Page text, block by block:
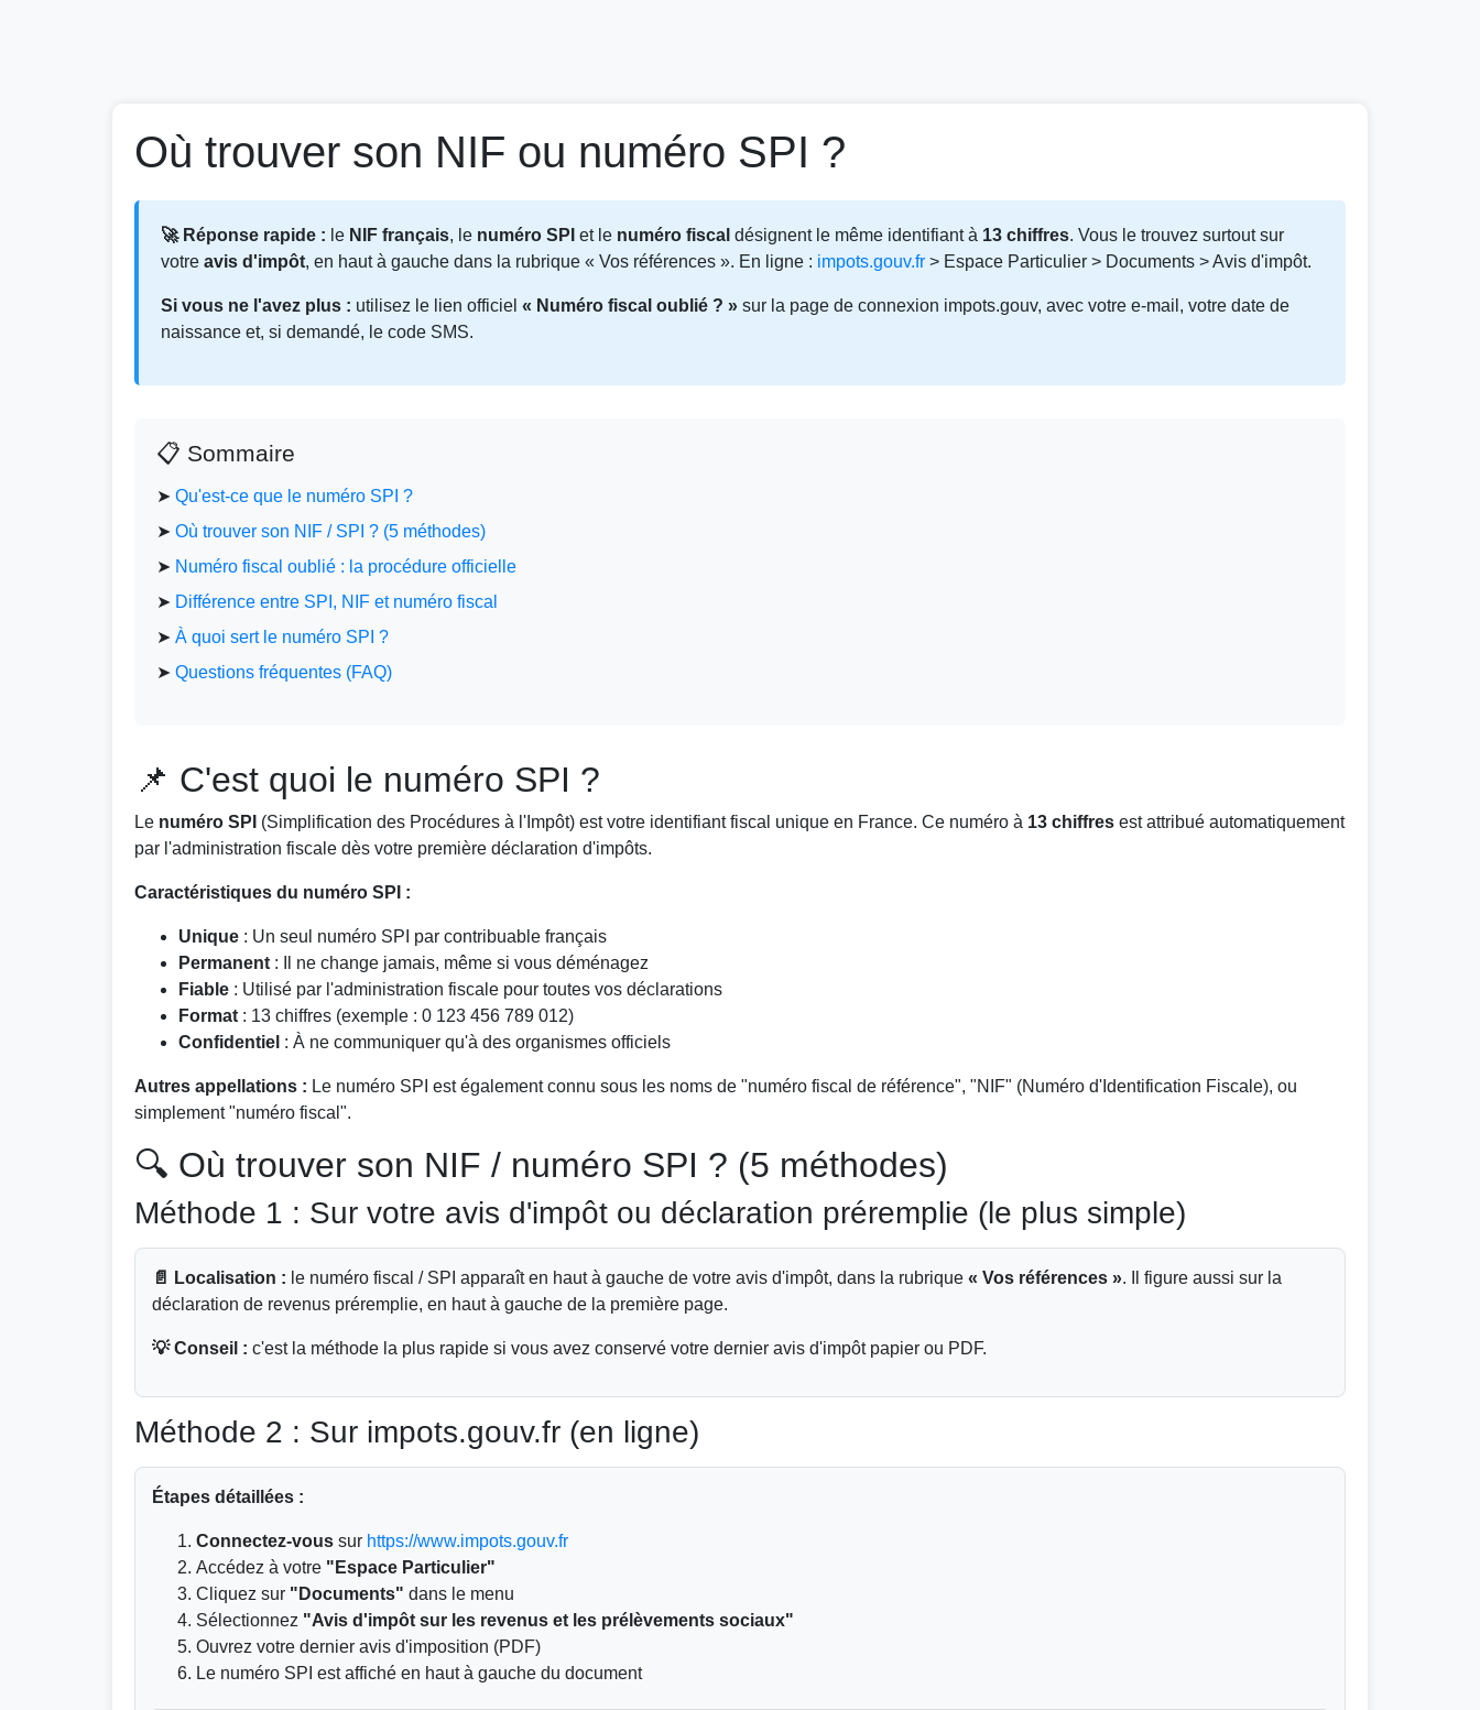
Où trouver son NIF ou numéro SPI ?
🚀 Réponse rapide : le NIF français, le numéro SPI et le numéro fiscal désignent le même identifiant à 13 chiffres. Vous le trouvez surtout sur
votre avis d'impôt, en haut à gauche dans la rubrique « Vos références ». En ligne : impots.gouv.fr > Espace Particulier > Documents > Avis d'impôt.
Si vous ne l'avez plus : utilisez le lien officiel « Numéro fiscal oublié ? » sur la page de connexion impots.gouv, avec votre e-mail, votre date de
naissance et, si demandé, le code SMS.
📋 Sommaire
➤ Qu'est-ce que le numéro SPI ?
➤ Où trouver son NIF / SPI ? (5 méthodes)
➤ Numéro fiscal oublié : la procédure officielle
➤ Différence entre SPI, NIF et numéro fiscal
➤ À quoi sert le numéro SPI ?
➤ Questions fréquentes (FAQ)
📌 C'est quoi le numéro SPI ?
Le numéro SPI (Simplification des Procédures à l'Impôt) est votre identifiant fiscal unique en France. Ce numéro à 13 chiffres est attribué automatiquement
par l'administration fiscale dès votre première déclaration d'impôts.
Caractéristiques du numéro SPI :
Unique : Un seul numéro SPI par contribuable français
Permanent : Il ne change jamais, même si vous déménagez
Fiable : Utilisé par l'administration fiscale pour toutes vos déclarations
Format : 13 chiffres (exemple : 0 123 456 789 012)
Confidentiel : À ne communiquer qu'à des organismes officiels
Autres appellations : Le numéro SPI est également connu sous les noms de "numéro fiscal de référence", "NIF" (Numéro d'Identification Fiscale), ou
simplement "numéro fiscal".
🔍 Où trouver son NIF / numéro SPI ? (5 méthodes)
Méthode 1 : Sur votre avis d'impôt ou déclaration préremplie (le plus simple)
📄 Localisation : le numéro fiscal / SPI apparaît en haut à gauche de votre avis d'impôt, dans la rubrique « Vos références ». Il figure aussi sur la
déclaration de revenus préremplie, en haut à gauche de la première page.
💡 Conseil : c'est la méthode la plus rapide si vous avez conservé votre dernier avis d'impôt papier ou PDF.
Méthode 2 : Sur impots.gouv.fr (en ligne)
Étapes détaillées :
Connectez-vous sur https://www.impots.gouv.fr
Accédez à votre "Espace Particulier"
Cliquez sur "Documents" dans le menu
Sélectionnez "Avis d'impôt sur les revenus et les prélèvements sociaux"
Ouvrez votre dernier avis d'imposition (PDF)
Le numéro SPI est affiché en haut à gauche du document